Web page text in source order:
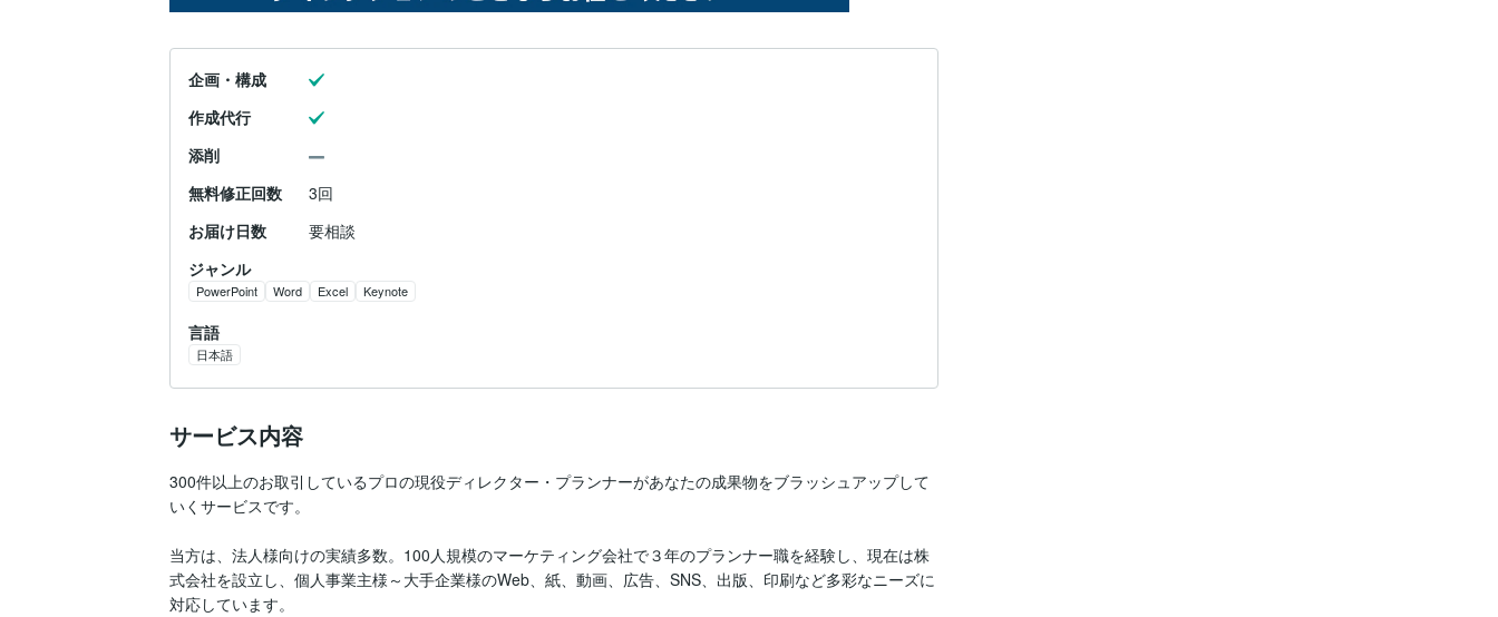
企画・構成
作成代行
添削
無料修正回数
3回
お届け日数
要相談
ジャンル
PowerPoint Word Excel Keynote
言語
日本語
サービス内容
300件以上のお取引しているプロの現役ディレクター・プランナーがあなたの成果物をブラッシュアップして
いくサービスです。
当方は、法人様向けの実績多数。100人規模のマーケティング会社で３年のプランナー職を経験し、現在は株
式会社を設立し、個人事業主様～大手企業様のWeb、紙、動画、広告、SNS、出版、印刷など多彩なニーズに
対応しています。